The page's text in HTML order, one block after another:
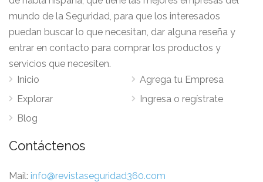
mundo de la Seguridad, para que los interesados
puedan buscar lo que necesitan, dar alguna reseña y
entrar en contacto para comprar los productos y
servicios que necesiten.
Inicio
Explorar
Blog
Agrega tu Empresa
Ingresa o regístrate
Contáctenos
Mail: info@revistaseguridad360.com